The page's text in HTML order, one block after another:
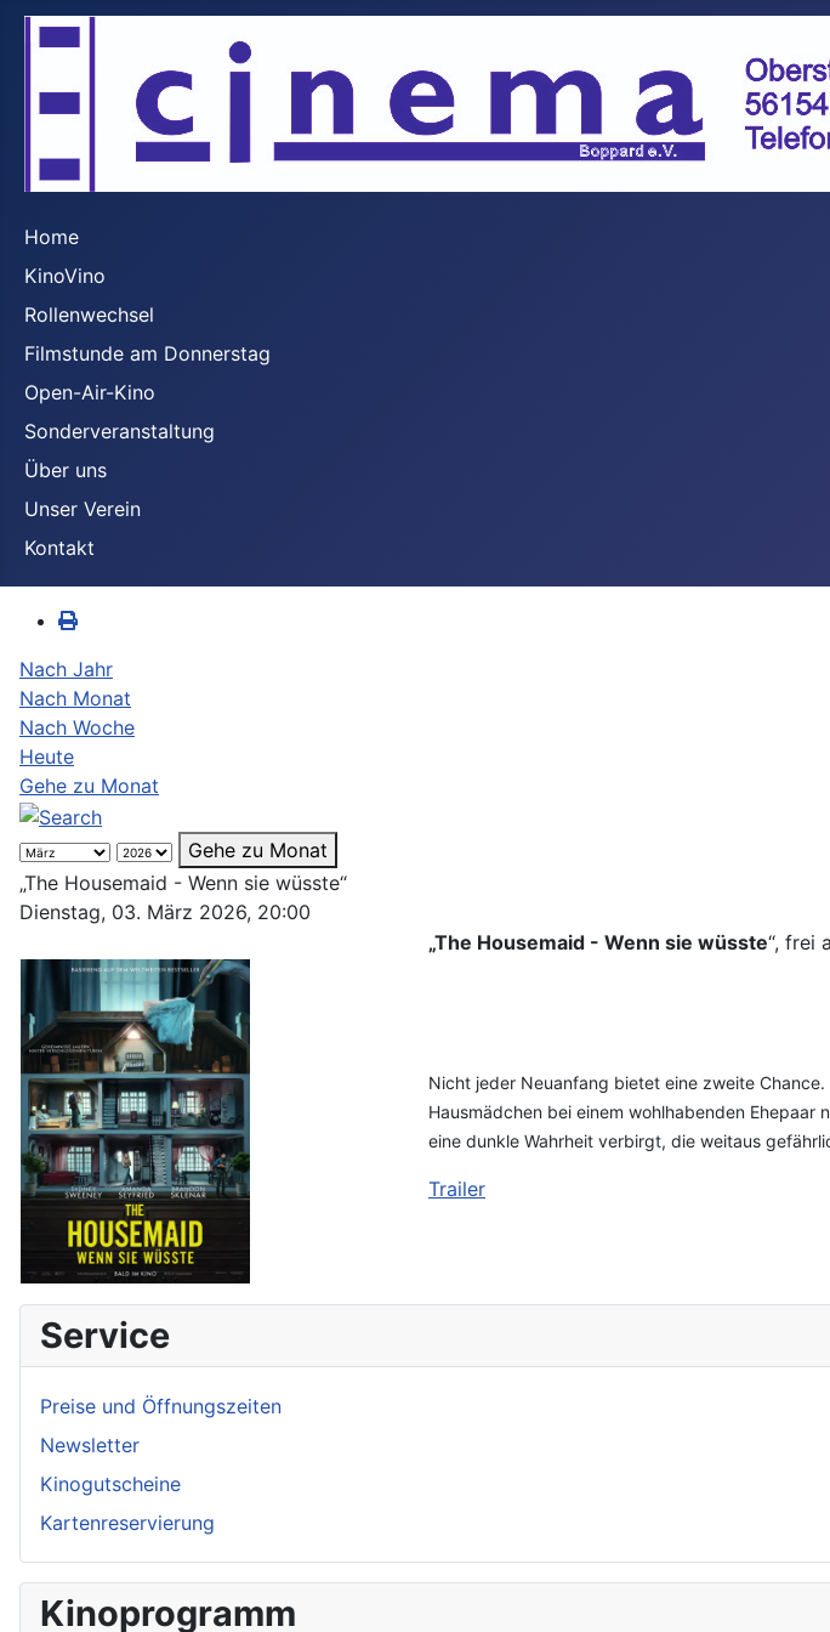
Home
KinoVino
Rollenwechsel
Filmstunde am Donnerstag
Open-Air-Kino
Sonderveranstaltung
Über uns
Unser Verein
Kontakt
Nach Jahr
Nach Monat
Nach Woche
Heute
Gehe zu Monat
Gehe zu Monat
„The Housemaid - Wenn sie wüsste“
Dienstag, 03. März 2026, 20:00
„The Housemaid - Wenn sie wüsste“, frei
Nicht jeder Neuanfang bietet eine zweite
Hausmädchen bei einem wohlhabenden
eine dunkle Wahrheit verbirgt, die weitaus
Trailer
Service
Preise und Öffnungszeiten
Newsletter
Kinogutscheine
Kartenreservierung
Kinoprogramm